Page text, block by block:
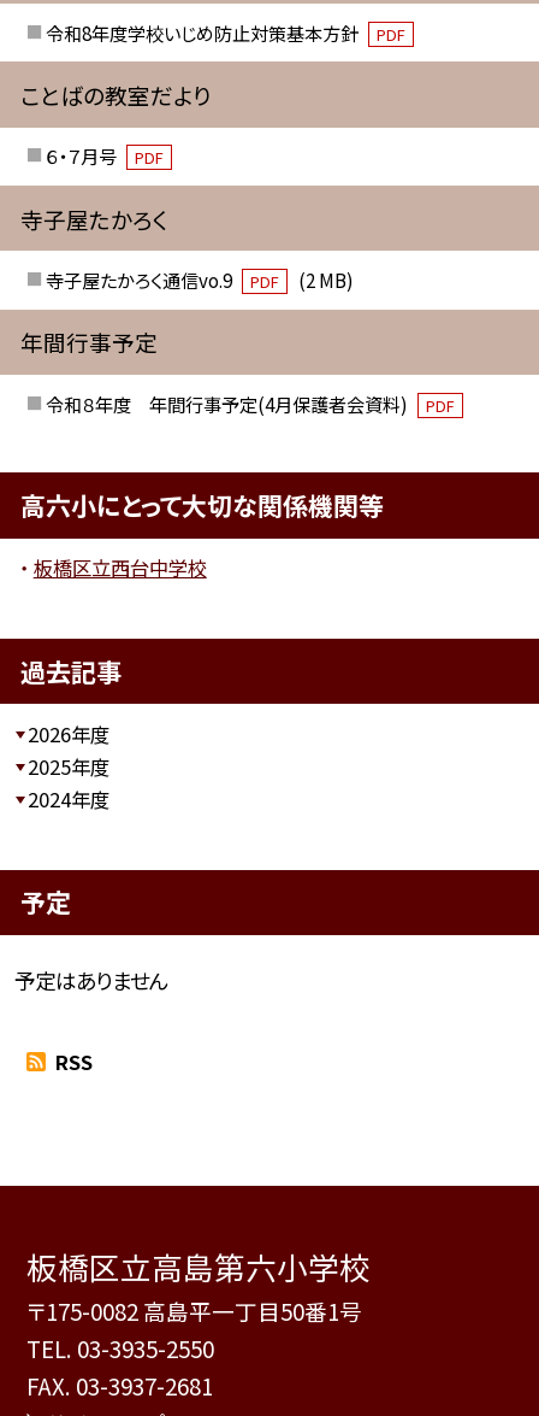
令和8年度学校いじめ防止対策基本方針 PDF
ことばの教室だより
６・７月号 PDF
寺子屋たかろく
寺子屋たかろく通信vo.9 PDF (2 MB)
年間行事予定
令和８年度 年間行事予定(4月保護者会資料) PDF
高六小にとって大切な関係機関等
板橋区立西台中学校
過去記事
2026年度
2025年度
2024年度
予定
予定はありません
RSS
板橋区立高島第六小学校
〒175-0082 高島平一丁目50番1号
TEL. 03-3935-2550
FAX. 03-3937-2681